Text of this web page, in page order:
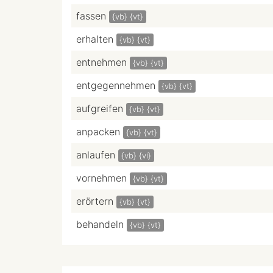
fassen {vb} {vt}
erhalten {vb} {vt}
entnehmen {vb} {vt}
entgegennehmen {vb} {vt}
aufgreifen {vb} {vt}
anpacken {vb} {vt}
anlaufen {vb} {vi}
vornehmen {vb} {vt}
erörtern {vb} {vt}
behandeln {vb} {vt}